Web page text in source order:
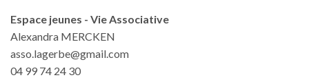
Espace jeunes - Vie Associative
Alexandra MERCKEN
asso.lagerbe@gmail.com
04 99 74 24 30